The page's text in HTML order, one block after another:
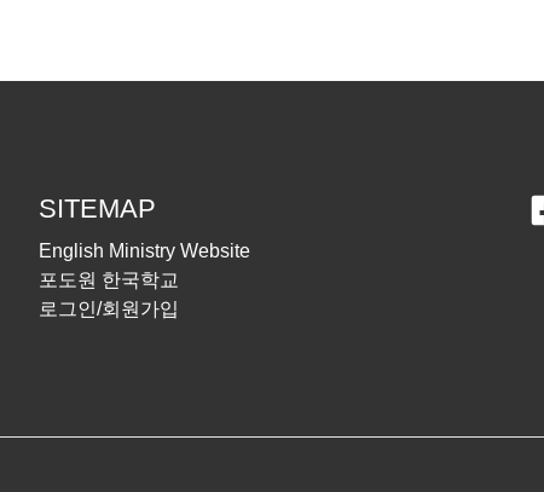
SITEMAP
English Ministry Website
포도원 한국학교
로그인/회원가입